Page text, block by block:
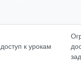
к урокам